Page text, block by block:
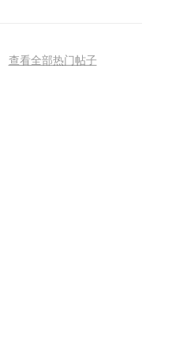
查看全部热门帖子